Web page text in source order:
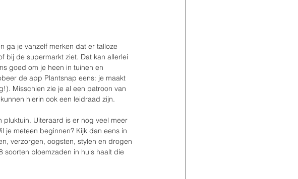
ga je vanzelf merken dat er talloze
bij de supermarkt ziet. Dat kan allerlei
goed om je heen in tuinen en
de app Plantsnap eens: je maakt
Misschien zie je al een patroon van
hierin ook een leidraad zijn.
Uiteraard is er nog veel meer
je meteen beginnen? Kijk dan eens in
verzorgen, oogsten, stylen en drogen
soorten bloemzaden in huis haalt die